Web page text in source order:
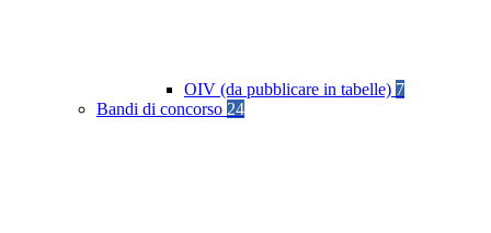
OIV (da pubblicare in tabelle) 7
Bandi di concorso 24